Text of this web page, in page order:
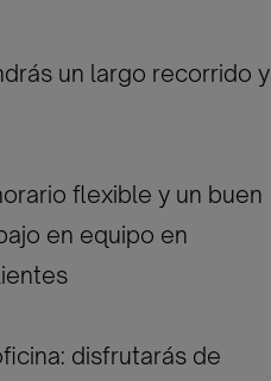
un largo recorrido y
flexible y un buen
en equipo en
disfrutarás de